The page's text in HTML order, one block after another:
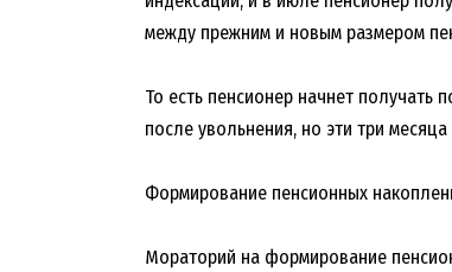
между прежним и новым размером
То есть пенсионер начнет получать
после увольнения, но эти три
Формирование пенсионных
Мораторий на формирование